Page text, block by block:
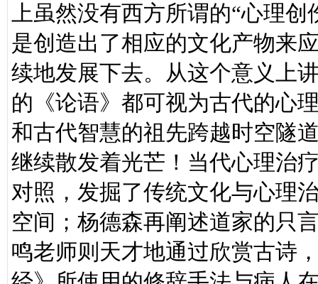
上虽然没有西方所谓的“心理
是创造出了相应的文化产物来
续地发展下去。从这个意义上
的《论语》都可视为古代的心
和古代智慧的祖先跨越时空隧
继续散发着光芒！当代心理治
对照，发掘了传统文化与心理
空间；杨德森再阐述道家的只
鸣老师则天才地通过欣赏古诗